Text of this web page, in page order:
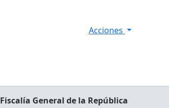
Acciones
Fiscalía General de la República